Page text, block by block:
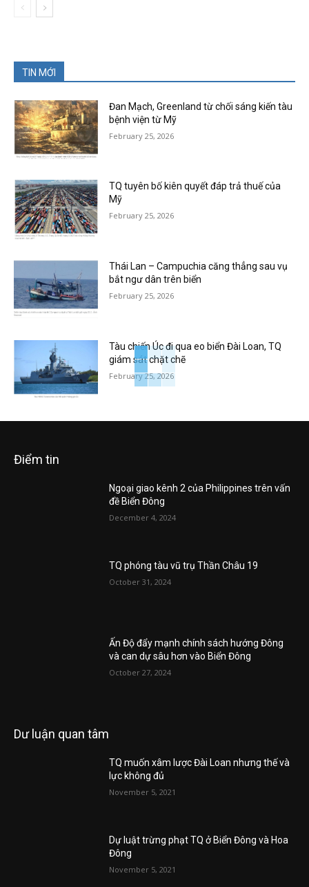
TIN MỚI
Đan Mạch, Greenland từ chối sáng kiến tàu
bệnh viện từ Mỹ
February 25, 2026
TQ tuyên bố kiên quyết đáp trả thuế của
Mỹ
February 25, 2026
Thái Lan – Campuchia căng thẳng sau vụ
bắt ngư dân trên biển
February 25, 2026
Tàu chiến Úc đi qua eo biển Đài Loan, TQ
giám sát chặt chẽ
February 25, 2026
Điểm tin
Ngoại giao kênh 2 của Philippines trên vấn
đề Biển Đông
December 4, 2024
TQ phóng tàu vũ trụ Thần Châu 19
October 31, 2024
Ấn Độ đẩy mạnh chính sách hướng Đông
và can dự sâu hơn vào Biển Đông
October 27, 2024
Dư luận quan tâm
TQ muốn xâm lược Đài Loan nhưng thế và
lực không đủ
November 5, 2021
Dự luật trừng phạt TQ ở Biển Đông và Hoa
Đông
November 5, 2021